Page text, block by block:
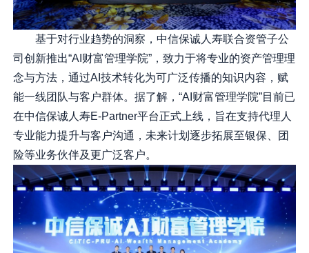
基于对行业趋势的洞察，中信保诚人寿联合资管子公
司创新推出“AI财富管理学院”，致力于将专业的资产管理理
念与方法，通过AI技术转化为可广泛传播的知识内容，赋
能一线团队与客户群体。据了解，“AI财富管理学院”目前已
在中信保诚人寿E-Partner平台正式上线，旨在支持代理人
专业能力提升与客户沟通，未来计划逐步拓展至银保、团
险等业务伙伴及更广泛客户。